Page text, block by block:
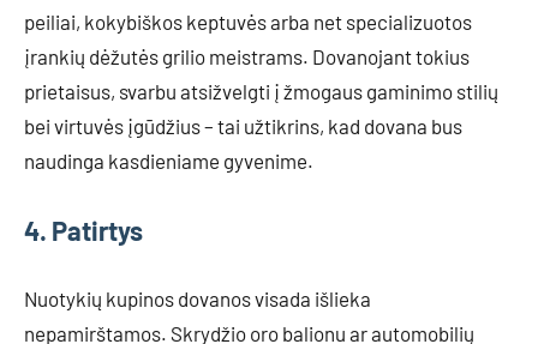
peiliai, kokybiškos keptuvės arba net specializuotos
įrankių dėžutės grilio meistrams. Dovanojant tokius
prietaisus, svarbu atsižvelgti į žmogaus gaminimo stilių
bei virtuvės įgūdžius – tai užtikrins, kad dovana bus
naudinga kasdieniame gyvenime.
4. Patirtys
Nuotykių kupinos dovanos visada išlieka
nepamirštamos. Skrydžio oro balionu ar automobilių